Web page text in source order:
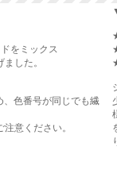
をミックス
した。
色番号が同じでも繊
意ください。